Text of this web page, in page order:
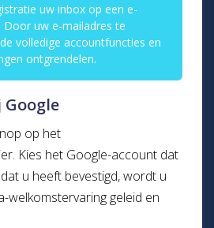
uw inbox op een e-
Door uw e-mailadres te
volledige accountfuncties en
ontgrendelen.
op het
Kies het Google-account dat
u heeft bevestigd, wordt u
welkomstervaring geleid en